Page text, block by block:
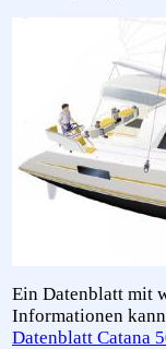
Ein Datenblatt mit
Informationen
Datenblatt Catana